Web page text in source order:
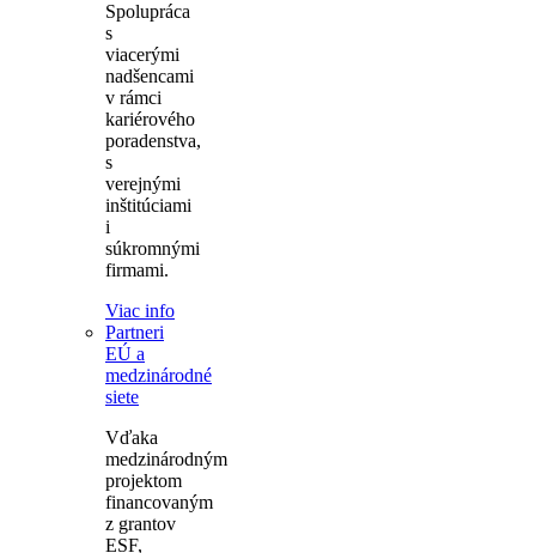
Spolupráca
s
viacerými
nadšencami
v rámci
kariérového
poradenstva,
s
verejnými
inštitúciami
i
súkromnými
firmami.
Viac info
Partneri
EÚ a
medzinárodné
siete
Vďaka
medzinárodným
projektom
financovaným
z grantov
ESF,